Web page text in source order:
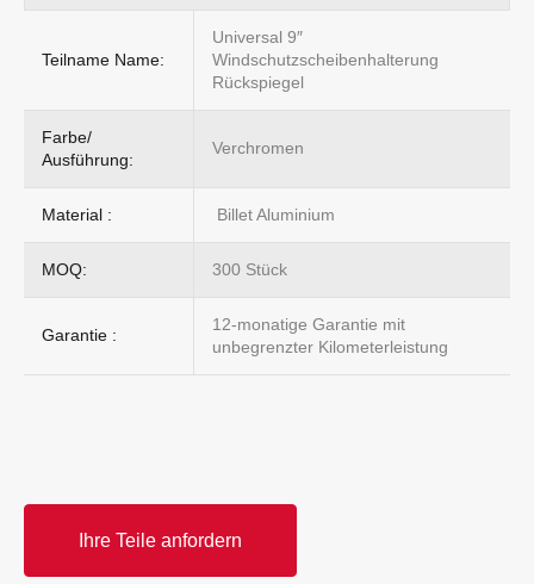
Teilname Name:
Universal 9″
Windschutzscheibenhalterung
Rückspiegel
Farbe/
Ausführung:
Verchromen
Material : Billet Aluminium
MOQ: 300 Stück
Garantie :
12-monatige Garantie mit
unbegrenzter Kilometerleistung
Ihre Teile anfordern